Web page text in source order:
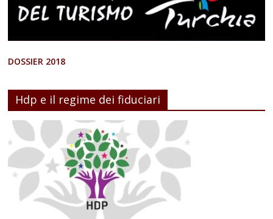
DOSSIER 2018
Hdp e il regime dei fiduciari